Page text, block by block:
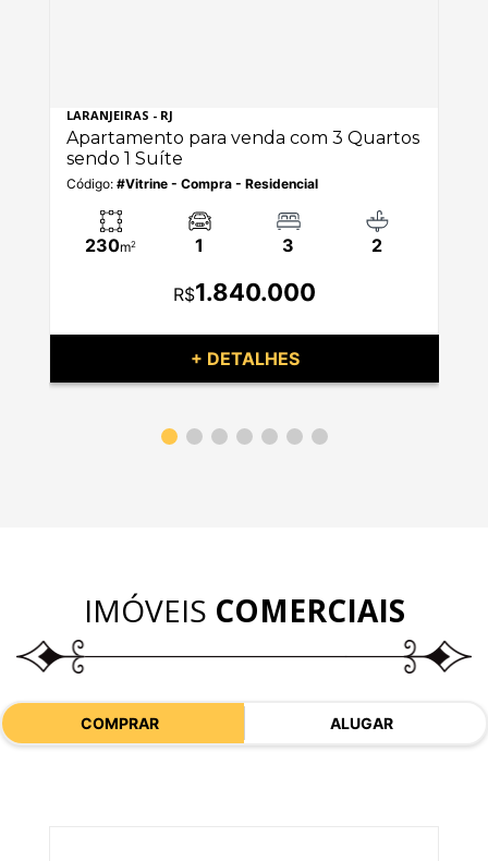
LARANJEIRAS - RJ
Apartamento para venda com 3 Quartos
sendo 1 Suíte
Código: #Vitrine - Compra - Residencial
230m2 1 3 2
R$1.840.000
+ DETALHES
IMÓVEIS COMERCIAIS
COMPRAR ALUGAR